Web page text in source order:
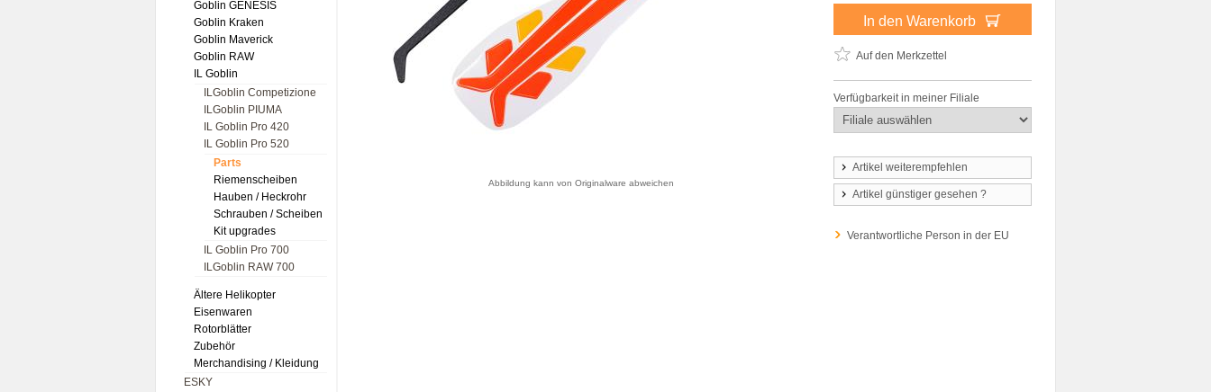
Goblin GENESIS
Goblin Kraken
Goblin Maverick
Goblin RAW
IL Goblin
ILGoblin Competizione
ILGoblin PIUMA
IL Goblin Pro 420
IL Goblin Pro 520
Parts
Riemenscheiben
Hauben / Heckrohr
Schrauben / Scheiben
Kit upgrades
IL Goblin Pro 700
ILGoblin RAW 700
Ältere Helikopter
Eisenwaren
Rotorblätter
Zubehör
Merchandising / Kleidung
ESKY
Abbildung kann von Originalware abweichen
In den Warenkorb
Auf den Merkzettel
Verfügbarkeit in meiner Filiale
Artikel weiterempfehlen
Artikel günstiger gesehen ?
Verantwortliche Person in der EU